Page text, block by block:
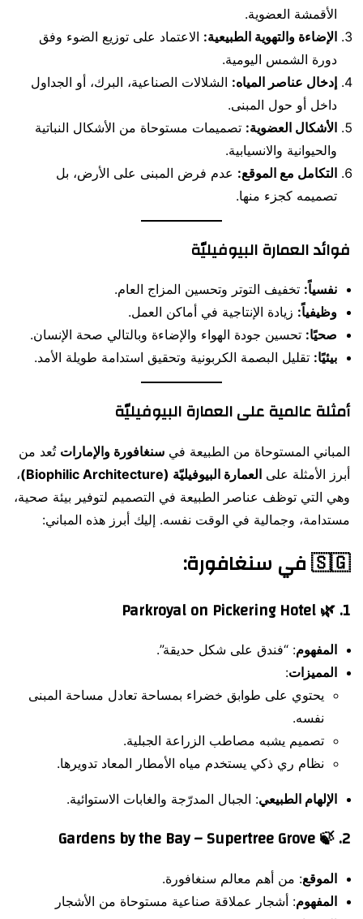
الأقمشة العضوية.
الإضاءة والتهوية الطبيعية: الاعتماد على توزيع الضوء وفق
دورة الشمس اليومية.
إدخال عناصر المياه: الشلالات الصناعية، البرك، أو الجداول
داخل أو حول المبنى.
الأشكال العضوية: تصميمات مستوحاة من الأشكال النباتية
والحيوانية والانسيابية.
التكامل مع الموقع: عدم فرض المبنى على الأرض، بل
تصميمه كجزء منها.
فوائد العمارة البيوفيليّة
نفسياً: تخفيف التوتر وتحسين المزاج العام.
وظيفياً: زيادة الإنتاجية في أماكن العمل.
صحيًا: تحسين جودة الهواء والإضاءة وبالتالي صحة الإنسان.
بيئيًا: تقليل البصمة الكربونية وتحقيق استدامة طويلة الأمد.
أمثلة عالمية على العمارة البيوفيليّة
المباني المستوحاة من الطبيعة في سنغافورة والإمارات تُعد من
أبرز الأمثلة على العمارة البيوفيليّة (Biophilic Architecture)
،
وهي التي توظف عناصر الطبيعة في التصميم لتوفير بيئة صحية،
مستدامة، وجمالية في الوقت نفسه. إليك أبرز هذه المباني:
🇸🇬في سنغافورة:
1. 🌿
Parkroyal on Pickering Hotel
المفهوم: “فندق على شكل حديقة”.
المميزات:
يحتوي على طوابق خضراء بمساحة تعادل مساحة المبنى
نفسه.
تصميم يشبه مصاطب الزراعة الجبلية.
نظام ري ذكي يستخدم مياه الأمطار المعاد تدويرها.
الإلهام الطبيعي: الجبال المدرّجة والغابات الاستوائية.
2. 🍃
Gardens by the Bay – Supertree Grove
الموقع: من أهم معالم سنغافورة.
المفهوم: أشجار عملاقة صناعية مستوحاة من الأشجار